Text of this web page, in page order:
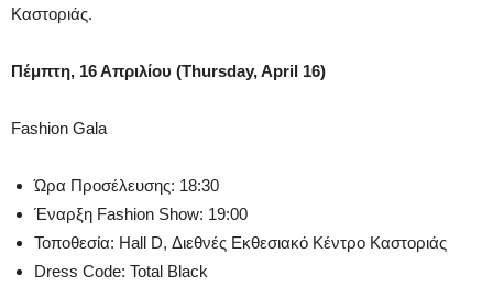
Καστοριάς.
Πέμπτη, 16 Απριλίου (Thursday, April 16)
Fashion Gala
Ώρα Προσέλευσης: 18:30
Έναρξη Fashion Show: 19:00
Τοποθεσία: Hall D, Διεθνές Εκθεσιακό Κέντρο Καστοριάς
Dress Code: Total Black